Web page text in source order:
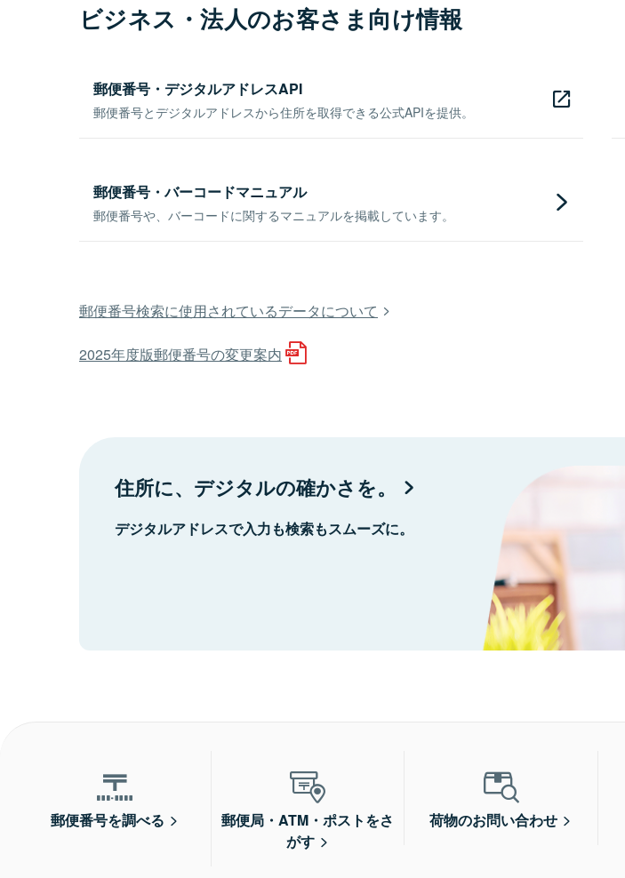
ビジネス・法人のお客さま向け情報
郵便番号・デジタルアドレスAPI
郵便番号とデジタルアドレスから住所を取得できる公式APIを提供。
郵便番号・バーコードマニュアル
郵便番号や、バーコードに関するマニュアルを掲載しています。
郵便番号検索に使用されているデータについて
2025年度版郵便番号の変更案内
住所に、デジタルの確かさを。
デジタルアドレスで入力も検索もスムーズに。
郵便番号を調べる
郵便局・ATM・ポストをさ
がす
荷物のお問い合わせ